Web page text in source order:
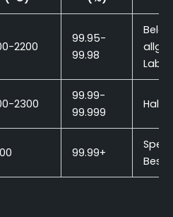
2200
99.95-
99.98
2300
99.99-
99.999
99.99+